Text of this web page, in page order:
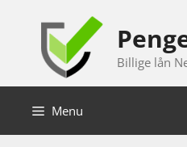
indhold
Billige lån
Menu